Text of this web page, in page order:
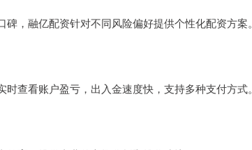
，融亿配资针对不同风险偏好提供个性化配资方案。
查看账户盈亏，出入金速度快，支持多种支付方式。